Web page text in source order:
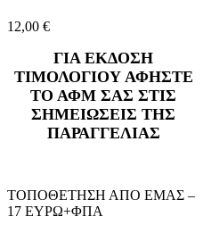
12,00 €
ΓΙΑ ΕΚΔΟΣΗ
ΤΙΜΟΛΟΓΙΟΥ ΑΦΗΣΤΕ
ΤΟ ΑΦΜ ΣΑΣ ΣΤΙΣ
ΣΗΜΕΙΩΣΕΙΣ ΤΗΣ
ΠΑΡΑΓΓΕΛΙΑΣ
ΤΟΠΟΘΕΤΗΣΗ ΑΠΟ ΕΜΑΣ –
17 ΕΥΡΩ+ΦΠΑ